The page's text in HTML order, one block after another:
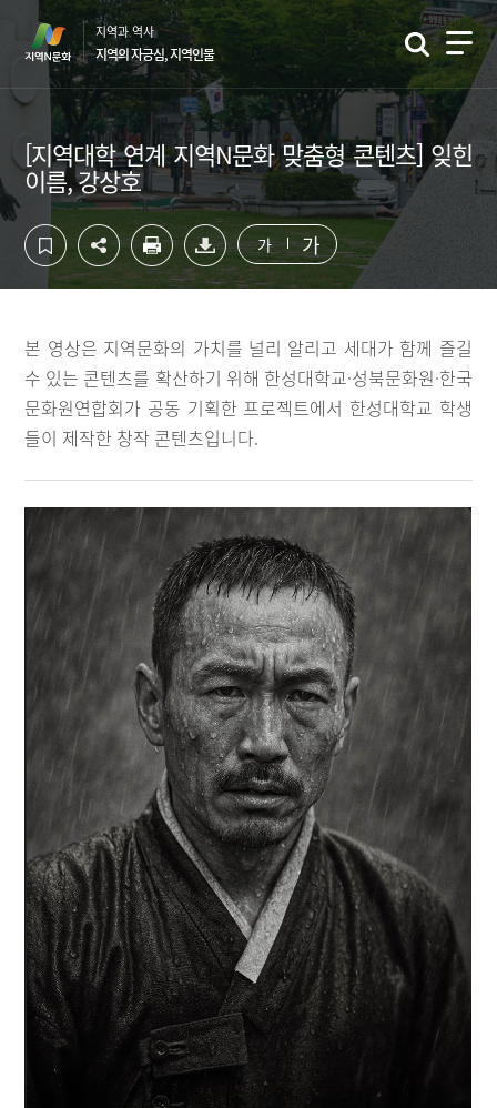
영
로
가
기
역
가
기
지역과 역사
지역의 자긍심, 지역인물
[지역대학 연계 지역N문화 맞춤형 콘텐츠] 잊힌
이름, 강상호
가 가
본 영상은 지역문화의 가치를 널리 알리고 세대가 함께 즐길
수 있는 콘텐츠를 확산하기 위해 한성대학교·성북문화원·한국
문화원연합회가 공동 기획한 프로젝트에서 한성대학교 학생
들이 제작한 창작 콘텐츠입니다.